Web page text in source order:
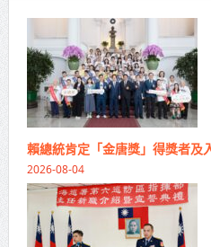
賴總統肯定「金唐獎」得獎者及
2026-08-04